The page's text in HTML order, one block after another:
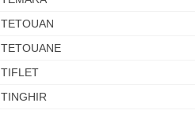
TETOUAN
TETOUANE
TIFLET
TINGHIR